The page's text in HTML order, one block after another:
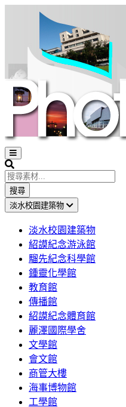
Open
sidebar
Search
搜尋
淡水校園建築物
淡水校園建築物
紹謨紀念游泳館
騮先紀念科學館
鍾靈化學館
教育館
傳播館
紹謨紀念體育館
麗澤國際學舍
文學館
會文館
商管大樓
海事博物館
工學館